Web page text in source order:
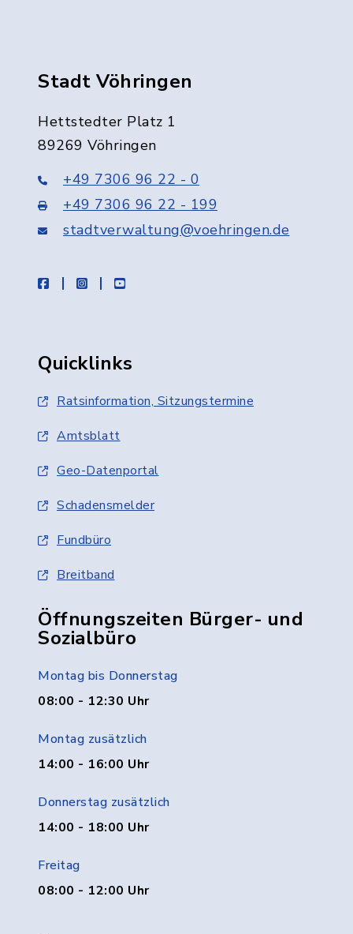
Stadt Vöhringen
Hettstedter Platz 1
89269 Vöhringen
+49 7306 96 22 - 0
+49 7306 96 22 - 199
stadtverwaltung@voehringen.de
facebookinstagramyoutube
Quicklinks
Ratsinformation, Sitzungstermine
Amtsblatt
Geo-Datenportal
Schadensmelder
Fundbüro
Breitband
Öffnungszeiten Bürger- und
Sozialbüro
Montag bis Donnerstag
08:00 - 12:30 Uhr
Montag zusätzlich
14:00 - 16:00 Uhr
Donnerstag zusätzlich
14:00 - 18:00 Uhr
Freitag
08:00 - 12:00 Uhr